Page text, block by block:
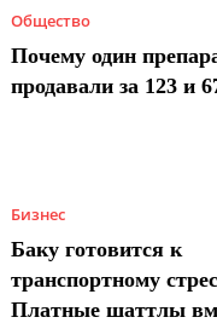
Общество
Почему один
продавали за 123 и
Бизнес
Баку готовится к
транспортному
Платные шаттлы